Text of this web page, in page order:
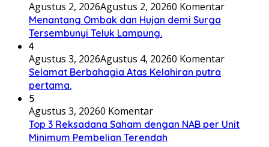
Agustus 2, 2026Agustus 2, 20260 Komentar
Menantang Ombak dan Hujan demi Surga
Tersembunyi Teluk Lampung.
4
Agustus 3, 2026Agustus 4, 20260 Komentar
Selamat Berbahagia Atas Kelahiran putra
pertama.
5
Agustus 3, 20260 Komentar
Top 3 Reksadana Saham dengan NAB per Unit
Minimum Pembelian Terendah